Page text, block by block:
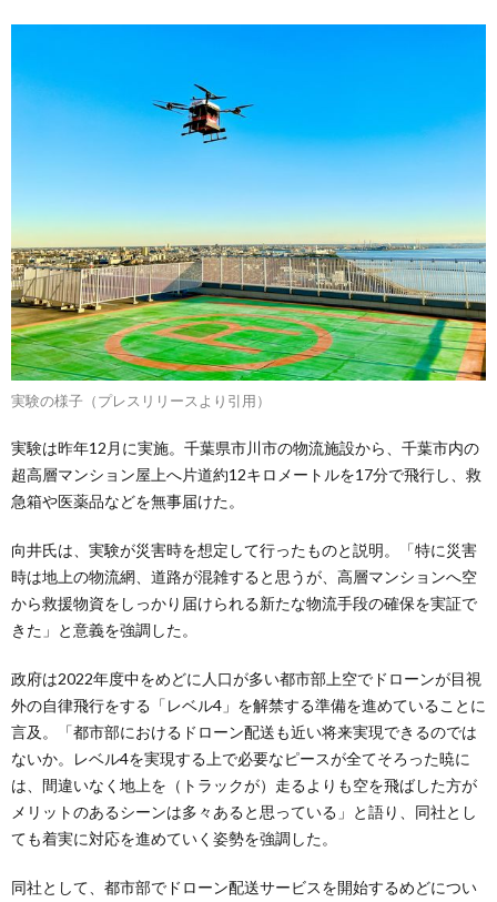
実験の様子（プレスリリースより引用）
実験は昨年12月に実施。千葉県市川市の物流施設から、千葉市内の
超高層マンション屋上へ片道約12キロメートルを17分で飛行し、救
急箱や医薬品などを無事届けた。
向井氏は、実験が災害時を想定して行ったものと説明。「特に災害
時は地上の物流網、道路が混雑すると思うが、高層マンションへ空
から救援物資をしっかり届けられる新たな物流手段の確保を実証で
きた」と意義を強調した。
政府は2022年度中をめどに人口が多い都市部上空でドローンが目視
外の自律飛行をする「レベル4」を解禁する準備を進めていることに
言及。「都市部におけるドローン配送も近い将来実現できるのでは
ないか。レベル4を実現する上で必要なピースが全てそろった暁に
は、間違いなく地上を（トラックが）走るよりも空を飛ばした方が
メリットのあるシーンは多々あると思っている」と語り、同社とし
ても着実に対応を進めていく姿勢を強調した。
同社として、都市部でドローン配送サービスを開始するめどについ